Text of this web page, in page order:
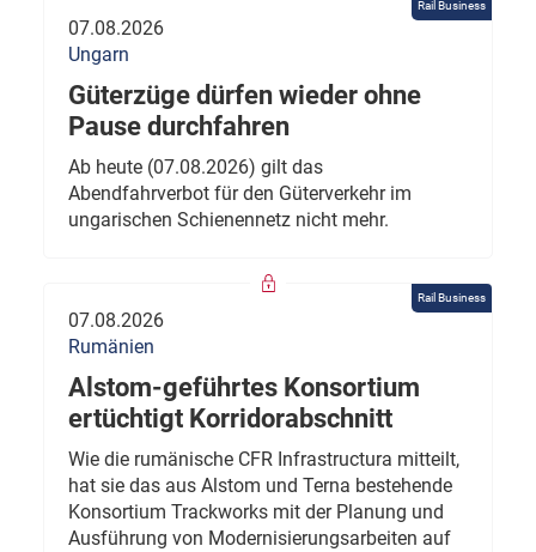
Rail Business
07.08.2026
Ungarn
Güterzüge dürfen wieder ohne
Pause durchfahren
Ab heute (07.08.2026) gilt das
Abendfahrverbot für den Güterverkehr im
ungarischen Schienennetz nicht mehr.
Rail Business
07.08.2026
Rumänien
Alstom-geführtes Konsortium
ertüchtigt Korridorabschnitt
Wie die rumänische CFR Infrastructura mitteilt,
hat sie das aus Alstom und Terna bestehende
Konsortium Trackworks mit der Planung und
Ausführung von Modernisierungsarbeiten auf